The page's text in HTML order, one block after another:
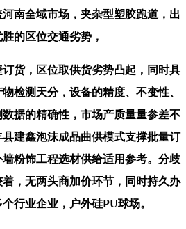
南全域市场，夹杂型塑胶跑道，出
的区位交通劣势，
，区位取供货劣势凸起，同时具
检测天分，设备的精度、不变性、
据的精确性，市场产质量量参差不
建鑫泡沫成品曲供模式支撑批量订
粉饰工程选材供给适用参考。分歧
，无两头商加价环节，同时持久办
行业企业，户外硅PU球场。